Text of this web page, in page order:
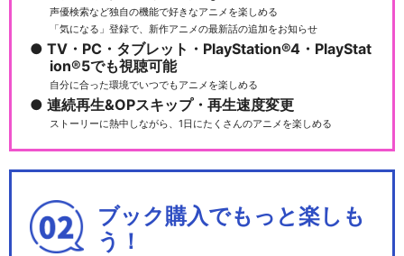
声優検索など独自の機能で好きなアニメを楽しめる
「気になる」登録で、新作アニメの最新話の追加をお知らせ
TV・PC・タブレット・PlayStation®4・PlayStat
ion®5でも視聴可能
自分に合った環境でいつでもアニメを楽しめる
連続再生&OPスキップ・再生速度変更
ストーリーに熱中しながら、1日にたくさんのアニメを楽しめる
ブック購入でもっと楽しも
う！